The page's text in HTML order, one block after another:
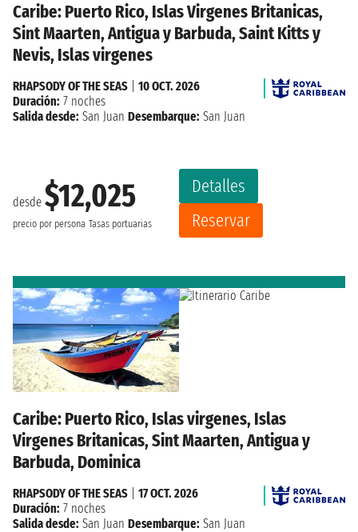
Caribe: Puerto Rico, Islas Virgenes Britanicas,
Sint Maarten, Antigua y Barbuda, Saint Kitts y
Nevis, Islas virgenes
desde $12,025
precio por persona Tasas portuarias
Detalles
Reservar
RHAPSODY OF THE SEAS
10 OCT. 2026
Duración: 7 noches
Salida desde: San Juan Desembarque: San Juan
Caribe: Puerto Rico, Islas virgenes, Islas
Virgenes Britanicas, Sint Maarten, Antigua y
Barbuda, Dominica
RHAPSODY OF THE SEAS
17 OCT. 2026
Duración: 7 noches
Salida desde: San Juan Desembarque: San Juan